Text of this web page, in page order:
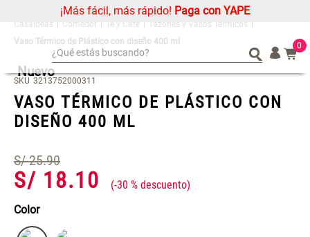
¡Más fácil, más rápido! Paga con YAPE
¿Qué estás buscando? 0
¿Qué estás buscando?
Comedor Té y Café
Tazones y Vasos Térmicos
Vaso Térmico de Plástico con diseño 400 ml
Nuevo
SKU 3213752000311
VASO TÉRMICO DE PLÁSTICO CON
DISEÑO 400 ML
S/ 25.90
S/ 18.10 -30 %
Color
Organizador
Cojin
Alfombra
Almohada
Mantel
Sabanas
Platos
Organizador
Cojin
Alfombra
Almohada
Mantel
Sabanas
Platos